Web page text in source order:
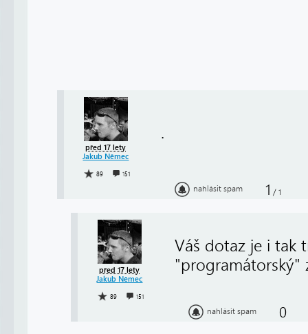
před 17 lety
Jakub Němec
89 151
.
nahlásit spam 1 / 1
před 17 lety
Jakub Němec
89 151
Váš dotaz je i tak
"programátorský"
nahlásit spam 0